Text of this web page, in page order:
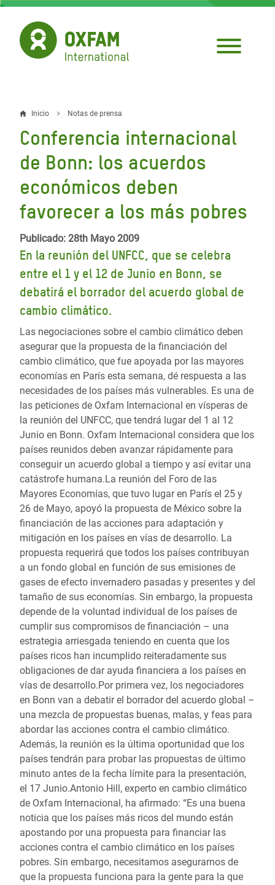
Pasar
contenido
principal
Sobrescribir
enlaces
de
ayuda
a
la
navegación
Inicio Notas de prensa
Conferencia internacional
de Bonn: los acuerdos
económicos deben
favorecer a los más pobres
Publicado: 28th Mayo 2009
En la reunión del UNFCC, que se celebra
entre el 1 y el 12 de Junio en Bonn, se
debatirá el borrador del acuerdo global de
cambio climático.
Las negociaciones sobre el cambio climático deben
asegurar que la propuesta de la financiación del
cambio climático, que fue apoyada por las mayores
economías en París esta semana, dé respuesta a las
necesidades de los países más vulnerables. Es una de
las peticiones de Oxfam Internacional en vísperas de
la reunión del UNFCC, que tendrá lugar del 1 al 12
Junio en Bonn. Oxfam Internacional considera que los
países reunidos deben avanzar rápidamente para
conseguir un acuerdo global a tiempo y así evitar una
catástrofe humana.La reunión del Foro de las
Mayores Economías, que tuvo lugar en París el 25 y
26 de Mayo, apoyó la propuesta de México sobre la
financiación de las acciones para adaptación y
mitigación en los países en vías de desarrollo. La
propuesta requerirá que todos los países contribuyan
a un fondo global en función de sus emisiones de
gases de efecto invernadero pasadas y presentes y del
tamaño de sus economías. Sin embargo, la propuesta
depende de la voluntad individual de los países de
cumplir sus compromisos de financiación – una
estrategia arriesgada teniendo en cuenta que los
países ricos han incumplido reiteradamente sus
obligaciones de dar ayuda financiera a los países en
vías de desarrollo.Por primera vez, los negociadores
en Bonn van a debatir el borrador del acuerdo global –
una mezcla de propuestas buenas, malas, y feas para
abordar las acciones contra el cambio climático.
Además, la reunión es la última oportunidad que los
países tendrán para probar las propuestas de último
minuto antes de la fecha límite para la presentación,
el 17 Junio.Antonio Hill, experto en cambio climático
de Oxfam Internacional, ha afirmado: “Es una buena
noticia que los países más ricos del mundo están
apostando por una propuesta para financiar las
acciones contra el cambio climático en los países
pobres. Sin embargo, necesitamos asegurarnos de
que la propuesta funciona para la gente para la que